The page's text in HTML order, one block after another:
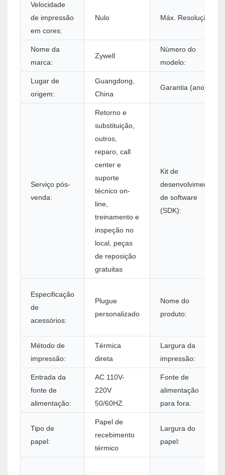
Velocidade
de impressão
em cores:
Nulo Máx. Resolução:
Nome da
marca:
Zywell
Número do
modelo:
Lugar de
origem:
Guangdong,
China
Garantia (ano):
Serviço pós-
venda:
Retorno e
substituição,
outros,
reparo, call
center e
suporte
técnico on-
line,
treinamento e
inspeção no
local, peças
de reposição
gratuitas
Kit de
desenvolvimento
de software
(SDK):
Especificação
de
acessórios:
Plugue
personalizado
Nome do
produto:
Método de
impressão:
Térmica
direta
Largura da
impressão:
Entrada da
fonte de
alimentação:
AC 110V-
220V
50/60HZ
Fonte de
alimentação
para fora:
Tipo de
papel:
Papel de
recebimento
térmico
Largura do
papel: